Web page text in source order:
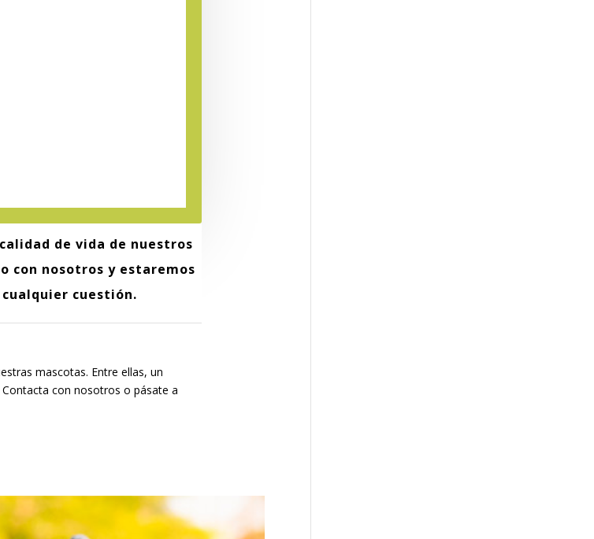
de vida de nuestros
con nosotros y estaremos
cuestión.
mascotas. Entre ellas, un
Contacta con nosotros o pásate a